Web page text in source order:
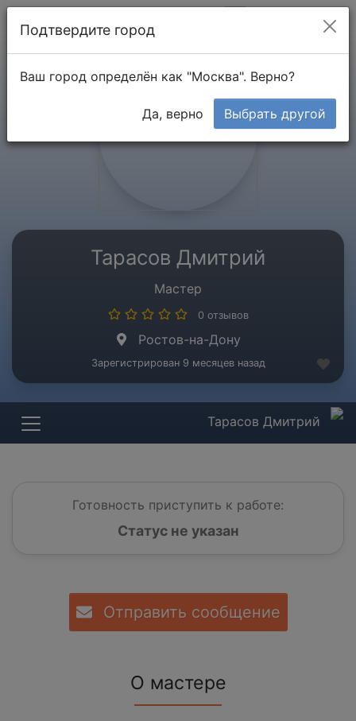
Тарасов Дмитрий
Мастер
0 отзывов
Ростов-на-Дону
Зарегистрирован 9 месяцев назад
Тарасов Дмитрий
Готовность приступить к работе:
Статус не указан
Отправить сообщение
О мастере
Подтвердите город
Ваш город определён как "Москва". Верно?
Да, верно Выбрать другой